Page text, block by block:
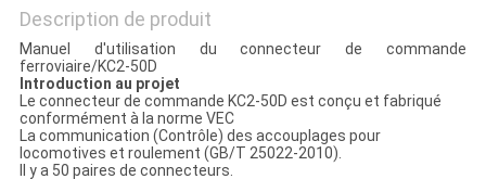
Description de produit
Manuel d'utilisation du connecteur de commande
ferroviaire/KC2-50D
Introduction au projet
Le connecteur de commande KC2-50D est conçu et fabriqué
conformément à la norme VEC
La communication (Contrôle) des accouplages pour
locomotives et roulement (GB/T 25022-2010).
Il y a 50 paires de connecteurs.